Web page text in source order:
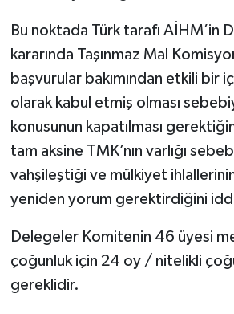
Bu noktada Türk tarafı AİHM’in
kararında Taşınmaz Mal
başvurular bakımından etkili bir
olarak kabul etmiş olması
konusunun kapatılması
tam aksine TMK’nın varlığı
vahşileştiği ve mülkiyet
yeniden yorum gerektirdiğini
Delegeler Komitenin 46 üyesi
çoğunluk için 24 oy / nitelikli
gereklidir.